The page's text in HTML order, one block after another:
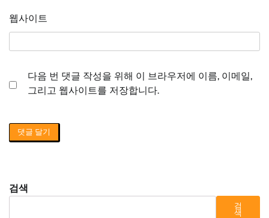
웹사이트
다음 번 댓글 작성을 위해 이 브라우저에 이름, 이메일,
그리고 웹사이트를 저장합니다.
검색
검
색